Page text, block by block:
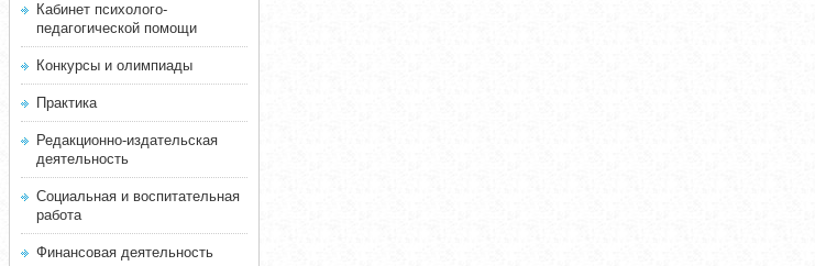
Кабинет психолого-
педагогической помощи
Конкурсы и олимпиады
Практика
Редакционно-издательская
деятельность
Социальная и воспитательная
работа
Финансовая деятельность